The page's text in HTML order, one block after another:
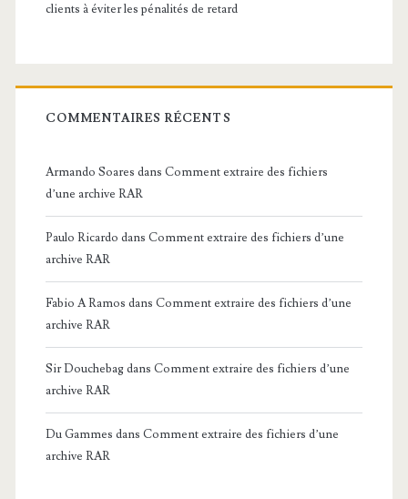
clients à éviter les pénalités de retard
COMMENTAIRES RÉCENTS
Armando Soares dans Comment extraire des fichiers
d’une archive RAR
Paulo Ricardo dans Comment extraire des fichiers d’une
archive RAR
Fabio A Ramos dans Comment extraire des fichiers d’une
archive RAR
Sir Douchebagdans Comment extraire des fichiers d’une
archive RAR
Du Gammes dans Comment extraire des fichiers d’une
archive RAR